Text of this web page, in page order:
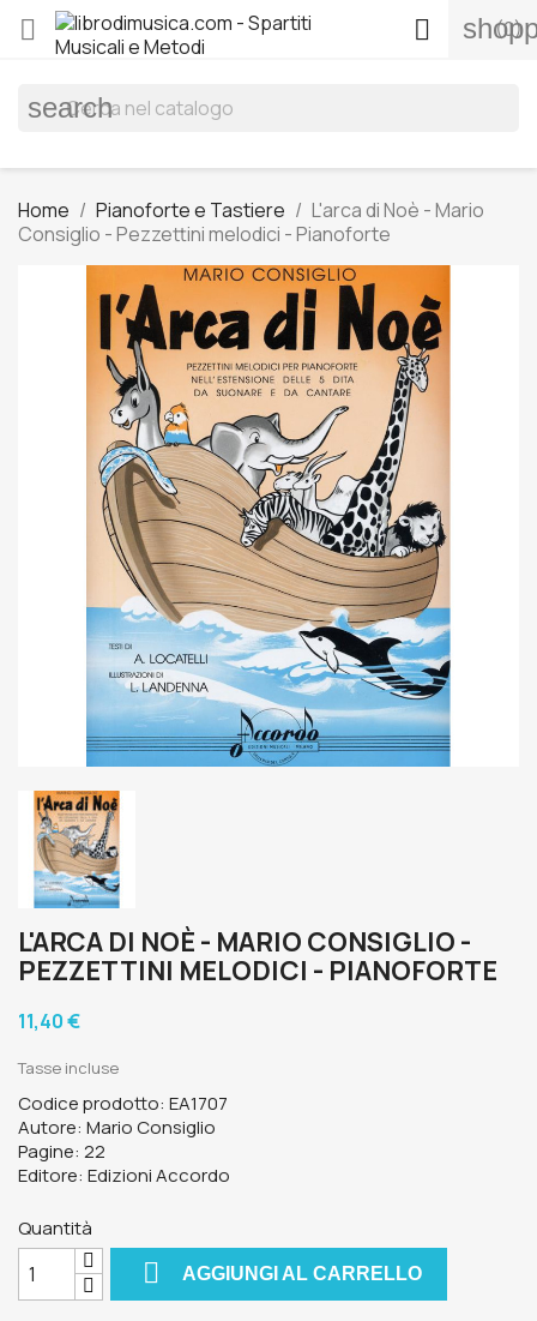
 (0)

search
Home Pianoforte e Tastiere
L'arca di Noè - Mario
Consiglio - Pezzettini melodici - Pianoforte
L'ARCA DI NOÈ - MARIO CONSIGLIO -
PEZZETTINI MELODICI - PIANOFORTE
11,40 €
Tasse incluse
Codice prodotto: EA1707
Autore: Mario Consiglio
Pagine: 22
Editore: Edizioni Accordo
Quantità
 AGGIUNGI AL CARRELLO